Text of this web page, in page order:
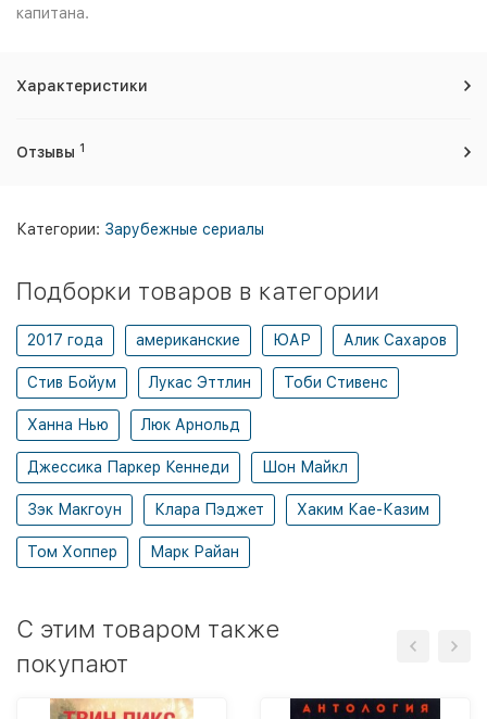
капитана.
Характеристики
Отзывы 1
Категории: Зарубежные сериалы
Подборки товаров в категории
2017 года американские ЮАР Алик Сахаров
Стив Бойум Лукас Эттлин Тоби Стивенс
Ханна Нью Люк Арнольд
Джессика Паркер Кеннеди Шон Майкл
Зэк Макгоун Клара Пэджет Хаким Кае-Казим
Том Хоппер Марк Райан
C этим товаром также
покупают